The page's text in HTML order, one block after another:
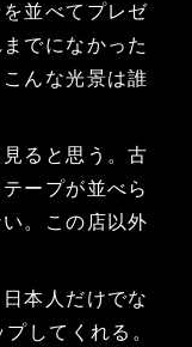
並べてプレゼ
でになかった
んな光景は誰
ると思う。古
ープが並べら
。この店以外
本人だけでな
してくれる。